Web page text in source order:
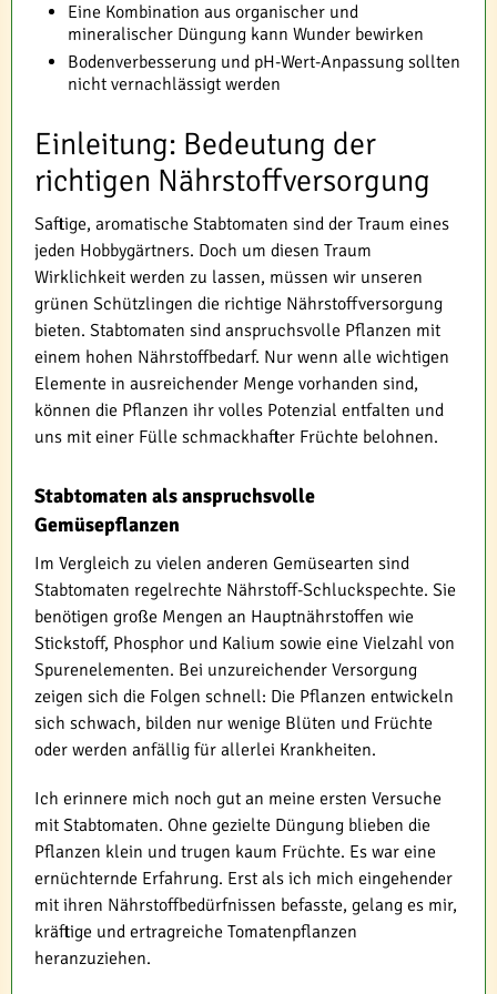
Eine Kombination aus organischer und
mineralischer Düngung kann Wunder bewirken
Bodenverbesserung und pH-Wert-Anpassung sollten
nicht vernachlässigt werden
Einleitung: Bedeutung der
richtigen Nährstoffversorgung
Saftige, aromatische Stabtomaten sind der Traum eines
jeden Hobbygärtners. Doch um diesen Traum
Wirklichkeit werden zu lassen, müssen wir unseren
grünen Schützlingen die richtige Nährstoffversorgung
bieten. Stabtomaten sind anspruchsvolle Pflanzen mit
einem hohen Nährstoffbedarf. Nur wenn alle wichtigen
Elemente in ausreichender Menge vorhanden sind,
können die Pflanzen ihr volles Potenzial entfalten und
uns mit einer Fülle schmackhafter Früchte belohnen.
Stabtomaten als anspruchsvolle
Gemüsepflanzen
Im Vergleich zu vielen anderen Gemüsearten sind
Stabtomaten regelrechte Nährstoff-Schluckspechte. Sie
benötigen große Mengen an Hauptnährstoffen wie
Stickstoff, Phosphor und Kalium sowie eine Vielzahl von
Spurenelementen. Bei unzureichender Versorgung
zeigen sich die Folgen schnell: Die Pflanzen entwickeln
sich schwach, bilden nur wenige Blüten und Früchte
oder werden anfällig für allerlei Krankheiten.
Ich erinnere mich noch gut an meine ersten Versuche
mit Stabtomaten. Ohne gezielte Düngung blieben die
Pflanzen klein und trugen kaum Früchte. Es war eine
ernüchternde Erfahrung. Erst als ich mich eingehender
mit ihren Nährstoffbedürfnissen befasste, gelang es mir,
kräftige und ertragreiche Tomatenpflanzen
heranzuziehen.